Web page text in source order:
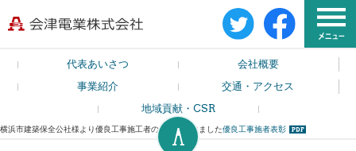
代表あいさつ
会社概要
事業紹介
交通・アクセス
地域貢献・CSR
横浜市建築保全公社様より優良工事施工者の表彰を受けました優良工事施者表彰